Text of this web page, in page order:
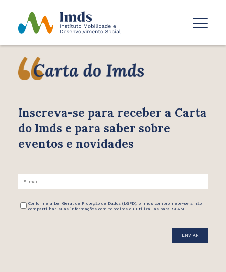
Inscreva-se para receber a Carta
do Imds e para saber sobre
eventos e novidades
Conforme a Lei Geral de Proteção de Dados (LGPD), o Imds compromete-se a não
compartilhar suas informações com terceiros ou utilizá-las para SPAM.